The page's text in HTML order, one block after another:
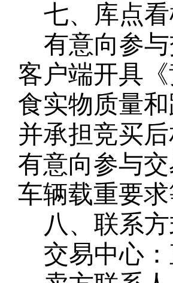
七、库点
有意向参
客户端开具
食实物质量
并承担竞买
有意向参与
车辆载重要
八、联系
交易中心